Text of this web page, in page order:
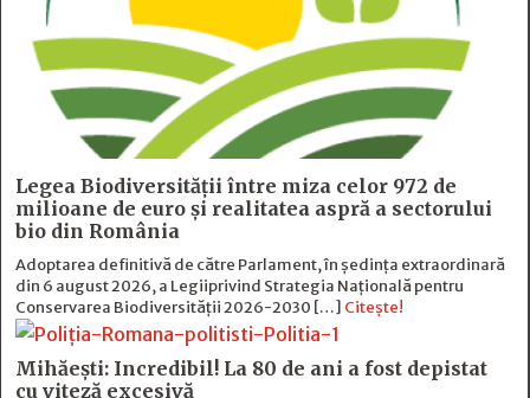
Legea Biodiversității între miza celor 972 de
milioane de euro și realitatea aspră a sectorului
bio din România
Adoptarea definitivă de către Parlament, în ședința extraordinară
din 6 august 2026, a Legiiprivind Strategia Națională pentru
Conservarea Biodiversității 2026-2030 […] Citește!
Mihăești: Incredibil! La 80 de ani a fost depistat
cu viteză excesivă